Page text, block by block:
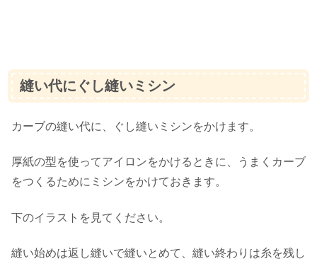
縫い代にぐし縫いミシン
カーブの縫い代に、ぐし縫いミシンをかけます。
厚紙の型を使ってアイロンをかけるときに、うまくカーブ
をつくるためにミシンをかけておきます。
下のイラストを見てください。
縫い始めは返し縫いで縫いとめて、縫い終わりは糸を残し